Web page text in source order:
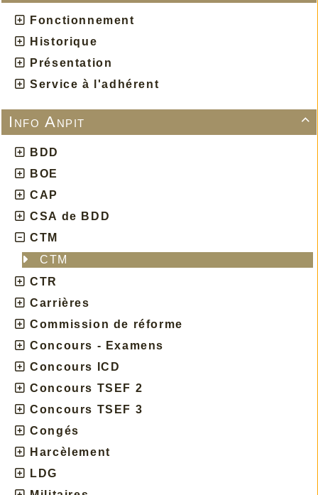
Fonctionnement
Historique
Présentation
Service à l'adhérent

Info Anpit
BDD
BOE
CAP
CSA de BDD
CTM
CTM
CTR
Carrières
Commission de réforme
Concours - Examens
Concours ICD
Concours TSEF 2
Concours TSEF 3
Congés
Harcèlement
LDG